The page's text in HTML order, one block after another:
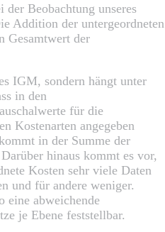
der Beobachtung unseres
Addition der untergeordneten
Gesamtwert der
IGM, sondern hängt unter
in den
für die
Kostenarten angegeben
in der Summe der
hinaus kommt es vor,
Kosten sehr viele Daten
und für andere weniger.
eine abweichende
je Ebene feststellbar.